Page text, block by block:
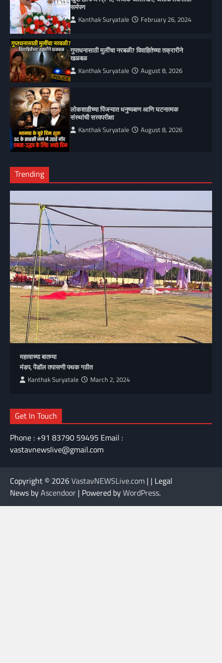
सर्मपण
Kanthak Suryatale February 26, 2024
गुप्तधनासाठी मुलींचा नरबळी? विवाहितेच्या तक्रारीने
खळबळ
Kanthak Suryatale August 8, 2026
लोकशाहीच्या पिंजऱ्यात धनुष्यबाण आणि घटनात्मक
संस्थांची सत्त्वपरीक्षा
Kanthak Suryatale August 8, 2026
Trending
महत्वाच्या बातम्या
मंडप, पेंडॉल तपासणी पथक गठीत
Kanthak Suryatale March 2, 2024
Get In Touch
Phone : +91 83790 59495 Email :
vastavnewslive@gmail.com
Copyright © 2026VastavNEWSLive.com | | Legal
News byAscendoor | Powered byWordPress.